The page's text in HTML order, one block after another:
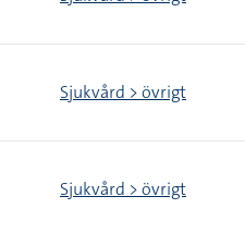
Sjukvård > övrigt
Sjukvård > övrigt